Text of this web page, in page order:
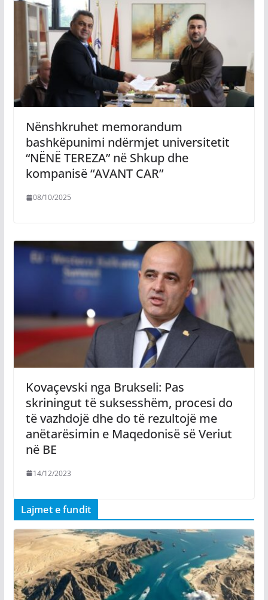
Nënshkruhet memorandum
bashkëpunimi ndërmjet universitetit
“NËNË TEREZA” në Shkup dhe
kompanisë “AVANT CAR”
08/10/2025
Kovaçevski nga Brukseli: Pas
skriningut të suksesshëm, procesi do
të vazhdojë dhe do të rezultojë me
anëtarësimin e Maqedonisë së Veriut
në BE
14/12/2023
Lajmet e fundit